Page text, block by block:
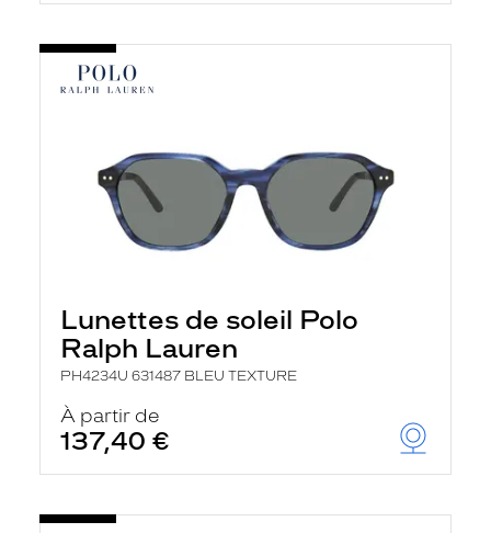
Lunettes de soleil Polo
Ralph Lauren
PH4234U 631487 BLEU TEXTURE
À partir de
137,40 €